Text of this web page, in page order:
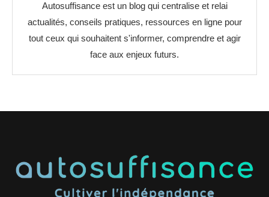
Autosuffisance est un blog qui centralise et relai
actualités, conseils pratiques, ressources en ligne pour
tout ceux qui souhaitent s'informer, comprendre et agir
face aux enjeux futurs.